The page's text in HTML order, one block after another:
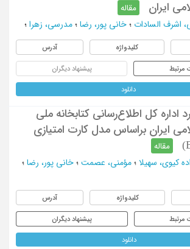
ایران
مقاله
اشرف السادات ؛ خانی پور، رضا ؛ مدرسی، زهرا ؛
کلیدواژه آدرس
مرتبط پیشنهاد دیگران
دانلود
اداره ‌‌کل اطلاع‌رسانی کتابخانه ملی
ایران براساس مدل کارت امتیازی
مقاله
کیوی، سهیلا ؛ مؤمنی، عصمت ؛ خانی پور، رضا ؛
کلیدواژه آدرس
مرتبط پیشنهاد دیگران
دانلود